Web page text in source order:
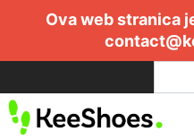
Ova web stranica